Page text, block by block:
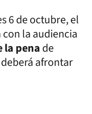
6 de octubre, el
la audiencia
la penade
afrontar